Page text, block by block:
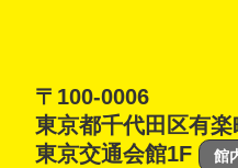
〒100-0006
東京都千代田区有
東京交通会館1F
館